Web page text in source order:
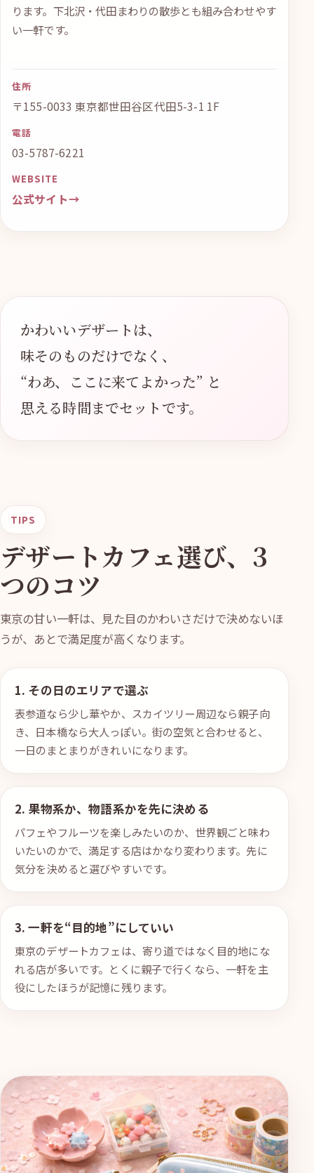
ります。下北沢・代田まわりの散歩とも組み合わせやす
い一軒です。
住所
〒155-0033 東京都世田谷区代田5-3-1 1F
電話
03-5787-6221
WEBSITE
公式サイト
かわいいデザートは、
味そのものだけでなく、
“わあ、ここに来てよかった” と
思える時間までセットです。
TIPS
デザートカフェ選び、3
つのコツ
東京の甘い一軒は、見た目のかわいさだけで決めないほ
うが、あとで満足度が高くなります。
1. その日のエリアで選ぶ
表参道なら少し華やか、スカイツリー周辺なら親子向
き、日本橋なら大人っぽい。街の空気と合わせると、
一日のまとまりがきれいになります。
2. 果物系か、物語系かを先に決める
パフェやフルーツを楽しみたいのか、世界観ごと味わ
いたいのかで、満足する店はかなり変わります。先に
気分を決めると選びやすいです。
3. 一軒を“目的地”にしていい
東京のデザートカフェは、寄り道ではなく目的地にな
れる店が多いです。とくに親子で行くなら、一軒を主
役にしたほうが記憶に残ります。